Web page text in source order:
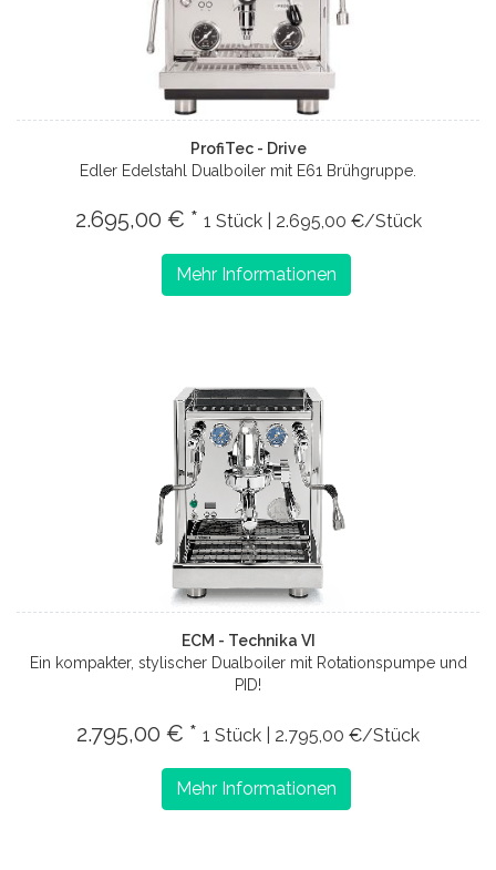
ProfiTec - Drive
Edler Edelstahl Dualboiler mit E61 Brühgruppe.
2.695,00 € * 1 Stück | 2.695,00 €/Stück
Mehr Informationen
ECM - Technika VI
Ein kompakter, stylischer Dualboiler mit Rotationspumpe und
PID!
2.795,00 € * 1 Stück | 2.795,00 €/Stück
Mehr Informationen